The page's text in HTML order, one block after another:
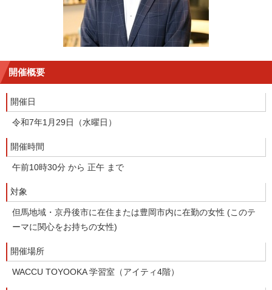
開催概要
開催日
令和7年1月29日（水曜日）
開催時間
午前10時30分 から 正午 まで
対象
但馬地域・京丹後市に在住または豊岡市内に在勤の女性 (このテ
ーマに関心をお持ちの女性)
開催場所
WACCU TOYOOKA 学習室（アイティ4階）